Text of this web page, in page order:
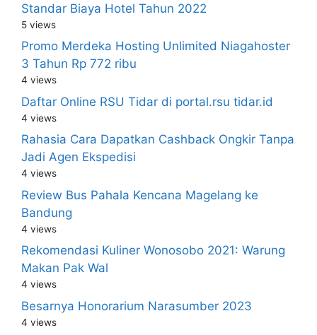
Standar Biaya Hotel Tahun 2022
5 views
Promo Merdeka Hosting Unlimited Niagahoster
3 Tahun Rp 772 ribu
4 views
Daftar Online RSU Tidar di portal.rsu tidar.id
4 views
Rahasia Cara Dapatkan Cashback Ongkir Tanpa
Jadi Agen Ekspedisi
4 views
Review Bus Pahala Kencana Magelang ke
Bandung
4 views
Rekomendasi Kuliner Wonosobo 2021: Warung
Makan Pak Wal
4 views
Besarnya Honorarium Narasumber 2023
4 views